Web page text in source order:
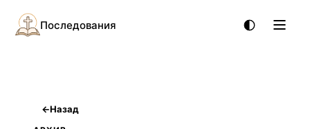
Последования
←Назад